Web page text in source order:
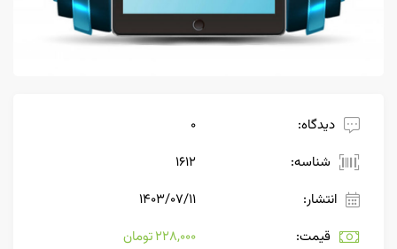
دیدگاه:
0
شناسه:
1612
انتشار:
۱۴۰۳/۰۷/۱۱
قیمت:
228,000 تومان